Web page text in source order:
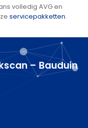
volledig AVG en
servicepakketten.
– Bauduin